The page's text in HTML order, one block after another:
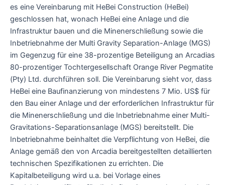
es eine Vereinbarung mit HeBei Construction (HeBei)
geschlossen hat, wonach HeBei eine Anlage und die
Infrastruktur bauen und die Minenerschließung sowie die
Inbetriebnahme der Multi Gravity Separation-Anlage (MGS)
im Gegenzug für eine 38-prozentige Beteiligung an Arcadias
80-prozentiger Tochtergesellschaft Orange River Pegmatite
(Pty) Ltd. durchführen soll. Die Vereinbarung sieht vor, dass
HeBei eine Baufinanzierung von mindestens 7 Mio. US$ für
den Bau einer Anlage und der erforderlichen Infrastruktur für
die Minenerschließung und die Inbetriebnahme einer Multi-
Gravitations-Separationsanlage (MGS) bereitstellt. Die
Inbetriebnahme beinhaltet die Verpflichtung von HeBei, die
Anlage gemäß den von Arcadia bereitgestellten detaillierten
technischen Spezifikationen zu errichten. Die
Kapitalbeteiligung wird u.a. bei Vorlage eines